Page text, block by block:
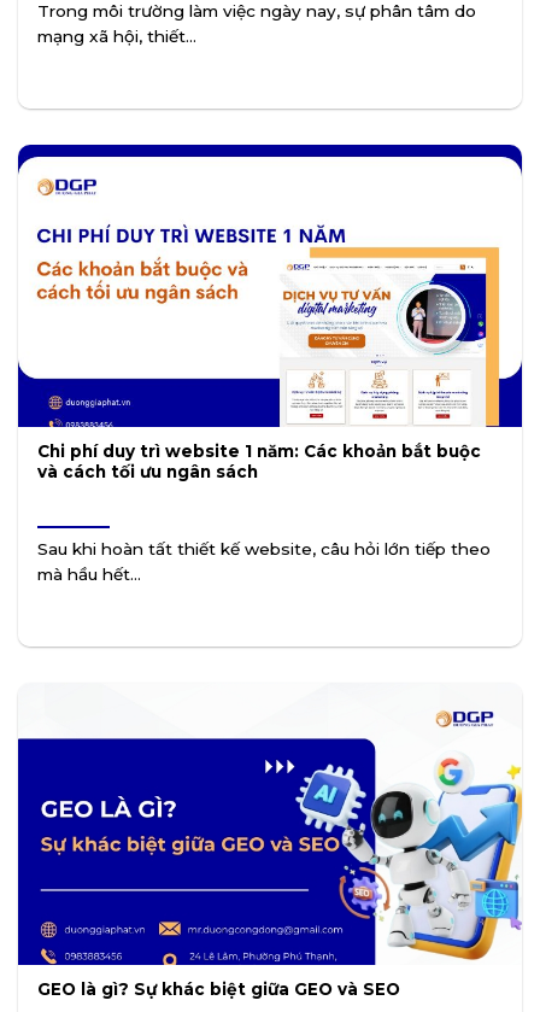
Trong môi trường làm việc ngày nay, sự phân tâm do
mạng xã hội, thiết...
Chi phí duy trì website 1 năm: Các khoản bắt buộc
và cách tối ưu ngân sách
Sau khi hoàn tất thiết kế website, câu hỏi lớn tiếp theo
mà hầu hết...
GEO là gì? Sự khác biệt giữa GEO và SEO